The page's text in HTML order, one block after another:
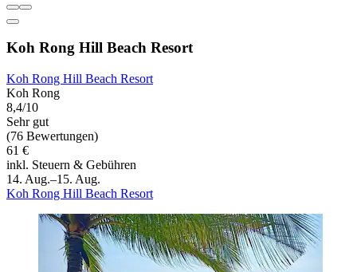
Koh Rong Hill Beach Resort
Koh Rong Hill Beach Resort
Koh Rong
8,4/10
Sehr gut
(76 Bewertungen)
61 €
inkl. Steuern & Gebühren
14. Aug.–15. Aug.
Koh Rong Hill Beach Resort